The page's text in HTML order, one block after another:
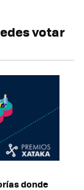
votar
donde